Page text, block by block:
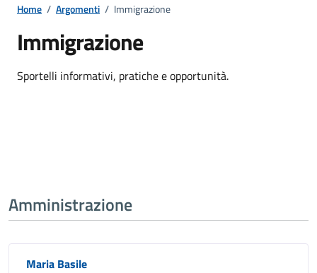
Home / Argomenti / Immigrazione
Immigrazione
Dettagli della notizia
Sportelli informativi, pratiche e opportunità.
Amministrazione
Maria Basile